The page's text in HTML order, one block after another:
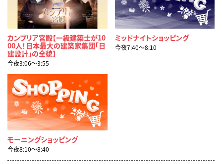
カンブリア宮殿【一級建築士が10
00人！日本最大の建築家集団「日
建設計」の全貌】
今夜3:06〜3:55
ミッドナイトショッピング
今夜7:40〜8:10
モーニングショッピング
今夜8:10〜8:40